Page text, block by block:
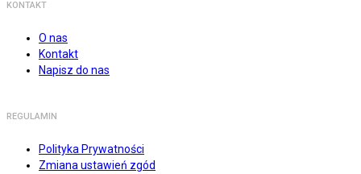
KONTAKT
O nas
Kontakt
Napisz do nas
REGULAMIN
Polityka Prywatności
Zmiana ustawień zgód